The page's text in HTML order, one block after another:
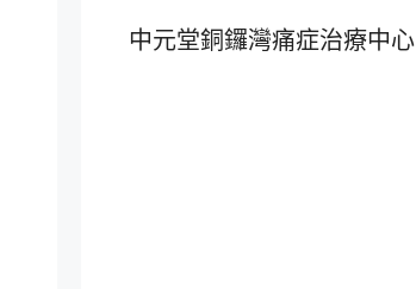
中元堂銅鑼灣痛症治療中心